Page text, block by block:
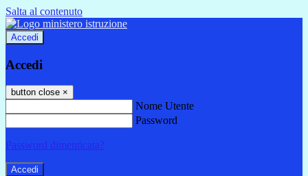
Salta al contenuto
Accedi
Accedi
button close ×
Nome Utente
Password
Password dimenticata?